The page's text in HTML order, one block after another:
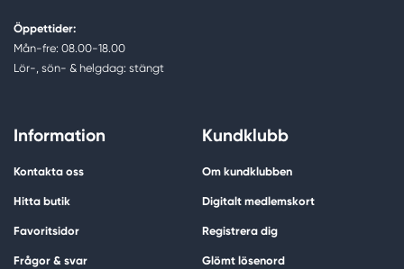
Öppettider:
Mån-fre: 08.00-18.00
Lör-, sön- & helgdag: stängt
Information
Kontakta oss
Hitta butik
Favoritsidor
Frågor & svar
Kundklubb
Om kundklubben
Digitalt medlemskort
Registrera dig
Glömt lösenord